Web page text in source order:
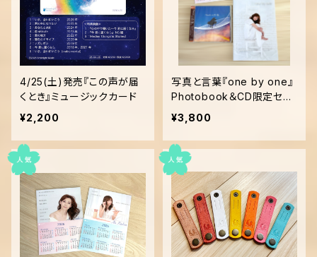
4/25(土)発売『この声が届
くとき』ミュージックカード
¥2,200
写真と言葉『one by one』
Photobook＆CD限定セッ
ト！
¥3,800